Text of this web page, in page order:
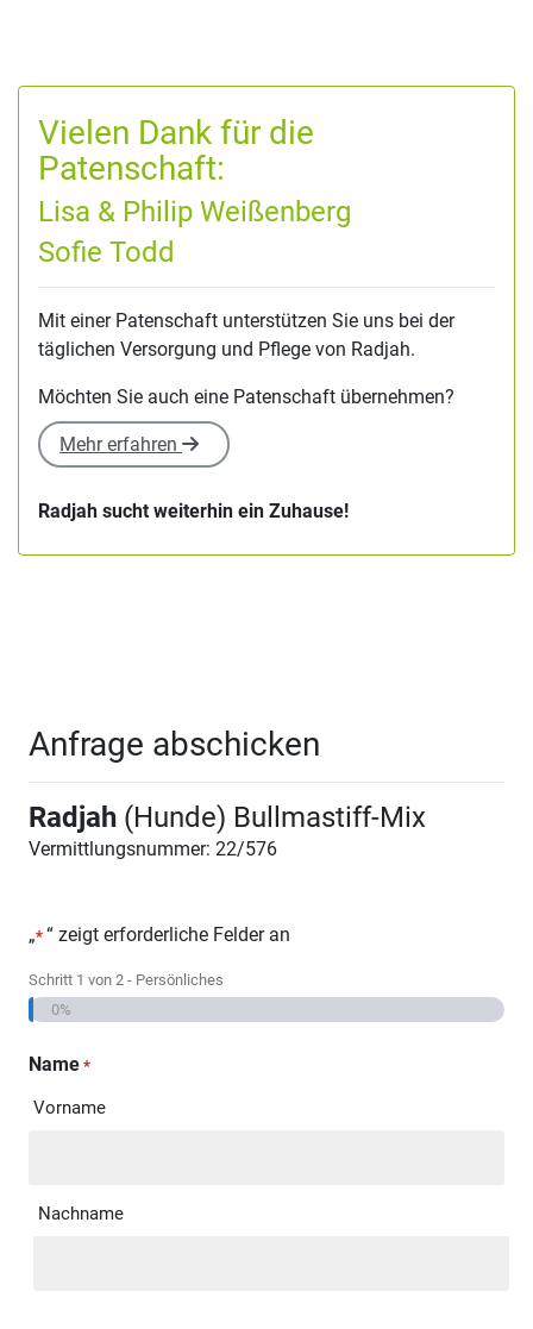
Vielen Dank für die
Patenschaft:
Lisa & Philip Weißenberg
Sofie Todd
Mit einer Patenschaft unterstützen Sie uns bei der
täglichen Versorgung und Pflege von Radjah.
Möchten Sie auch eine Patenschaft übernehmen?
Mehr erfahren
Radjah sucht weiterhin ein Zuhause!
Anfrage abschicken
Radjah (Hunde) Bullmastiff-Mix
Vermittlungsnummer: 22/576
„* “ zeigt erforderliche Felder an
Schritt 1 von 2 - Persönliches
0%
Name *
Vorname
Nachname